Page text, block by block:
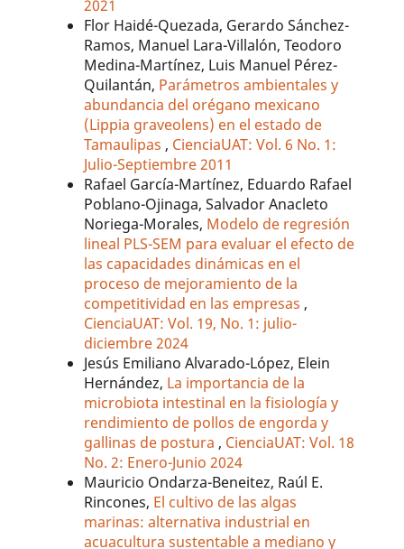
2021
Flor Haidé-Quezada, Gerardo Sánchez-
Ramos, Manuel Lara-Villalón, Teodoro
Medina-Martínez, Luis Manuel Pérez-
Quilantán, Parámetros ambientales y
abundancia del orégano mexicano
(Lippia graveolens) en el estado de
Tamaulipas, CienciaUAT: Vol. 6 No. 1:
Julio-Septiembre 2011
Rafael García-Martínez, Eduardo Rafael
Poblano-Ojinaga, Salvador Anacleto
Noriega-Morales, Modelo de regresión
lineal PLS-SEM para evaluar el efecto de
las capacidades dinámicas en el
proceso de mejoramiento de la
competitividad en las empresas,
CienciaUAT: Vol. 19, No. 1: julio-
diciembre 2024
Jesús Emiliano Alvarado-López, Elein
Hernández, La importancia de la
microbiota intestinal en la fisiología y
rendimiento de pollos de engorda y
gallinas de postura, CienciaUAT: Vol. 18
No. 2: Enero-Junio 2024
Mauricio Ondarza-Beneitez, Raúl E.
Rincones, El cultivo de las algas
marinas: alternativa industrial en
acuacultura sustentable a mediano y